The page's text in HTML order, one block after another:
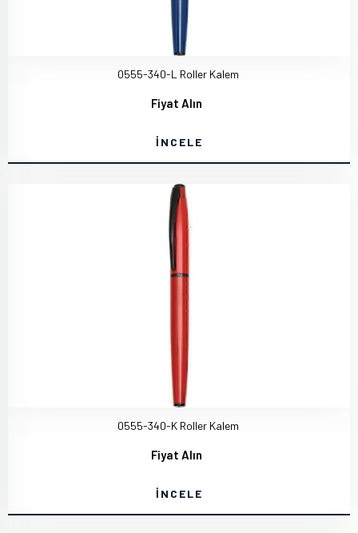
0555-340-L Roller Kalem
Fiyat Alın
İNCELE
0555-340-K Roller Kalem
Fiyat Alın
İNCELE